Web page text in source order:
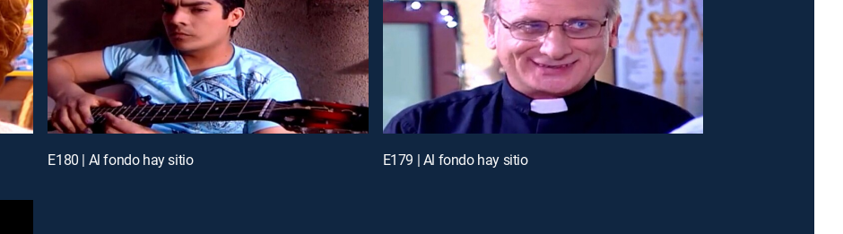
E180 | Al fondo hay sitio E179 | Al fondo hay sitio